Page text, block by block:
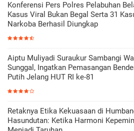
Konferensi Pers Polres Pelabuhan
Kasus Viral Bukan Begal Serta 31
Narkoba Berhasil Diungkap
Aiptu Muliyadi Suraukur Sambangi
Sunggal, Ingatkan Pemasangan
Putih Jelang HUT RI ke-81
Retaknya Etika Kekuasaan di
Hasundutan: Ketika Harmoni